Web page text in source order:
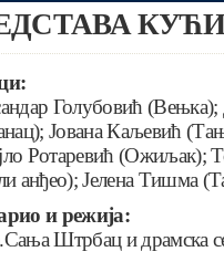
Голубовић
Јована Каљевић
Ротаревић (Ожиљак);
анђео); Јелена Тишма
и режија:
Штрбац и драмска